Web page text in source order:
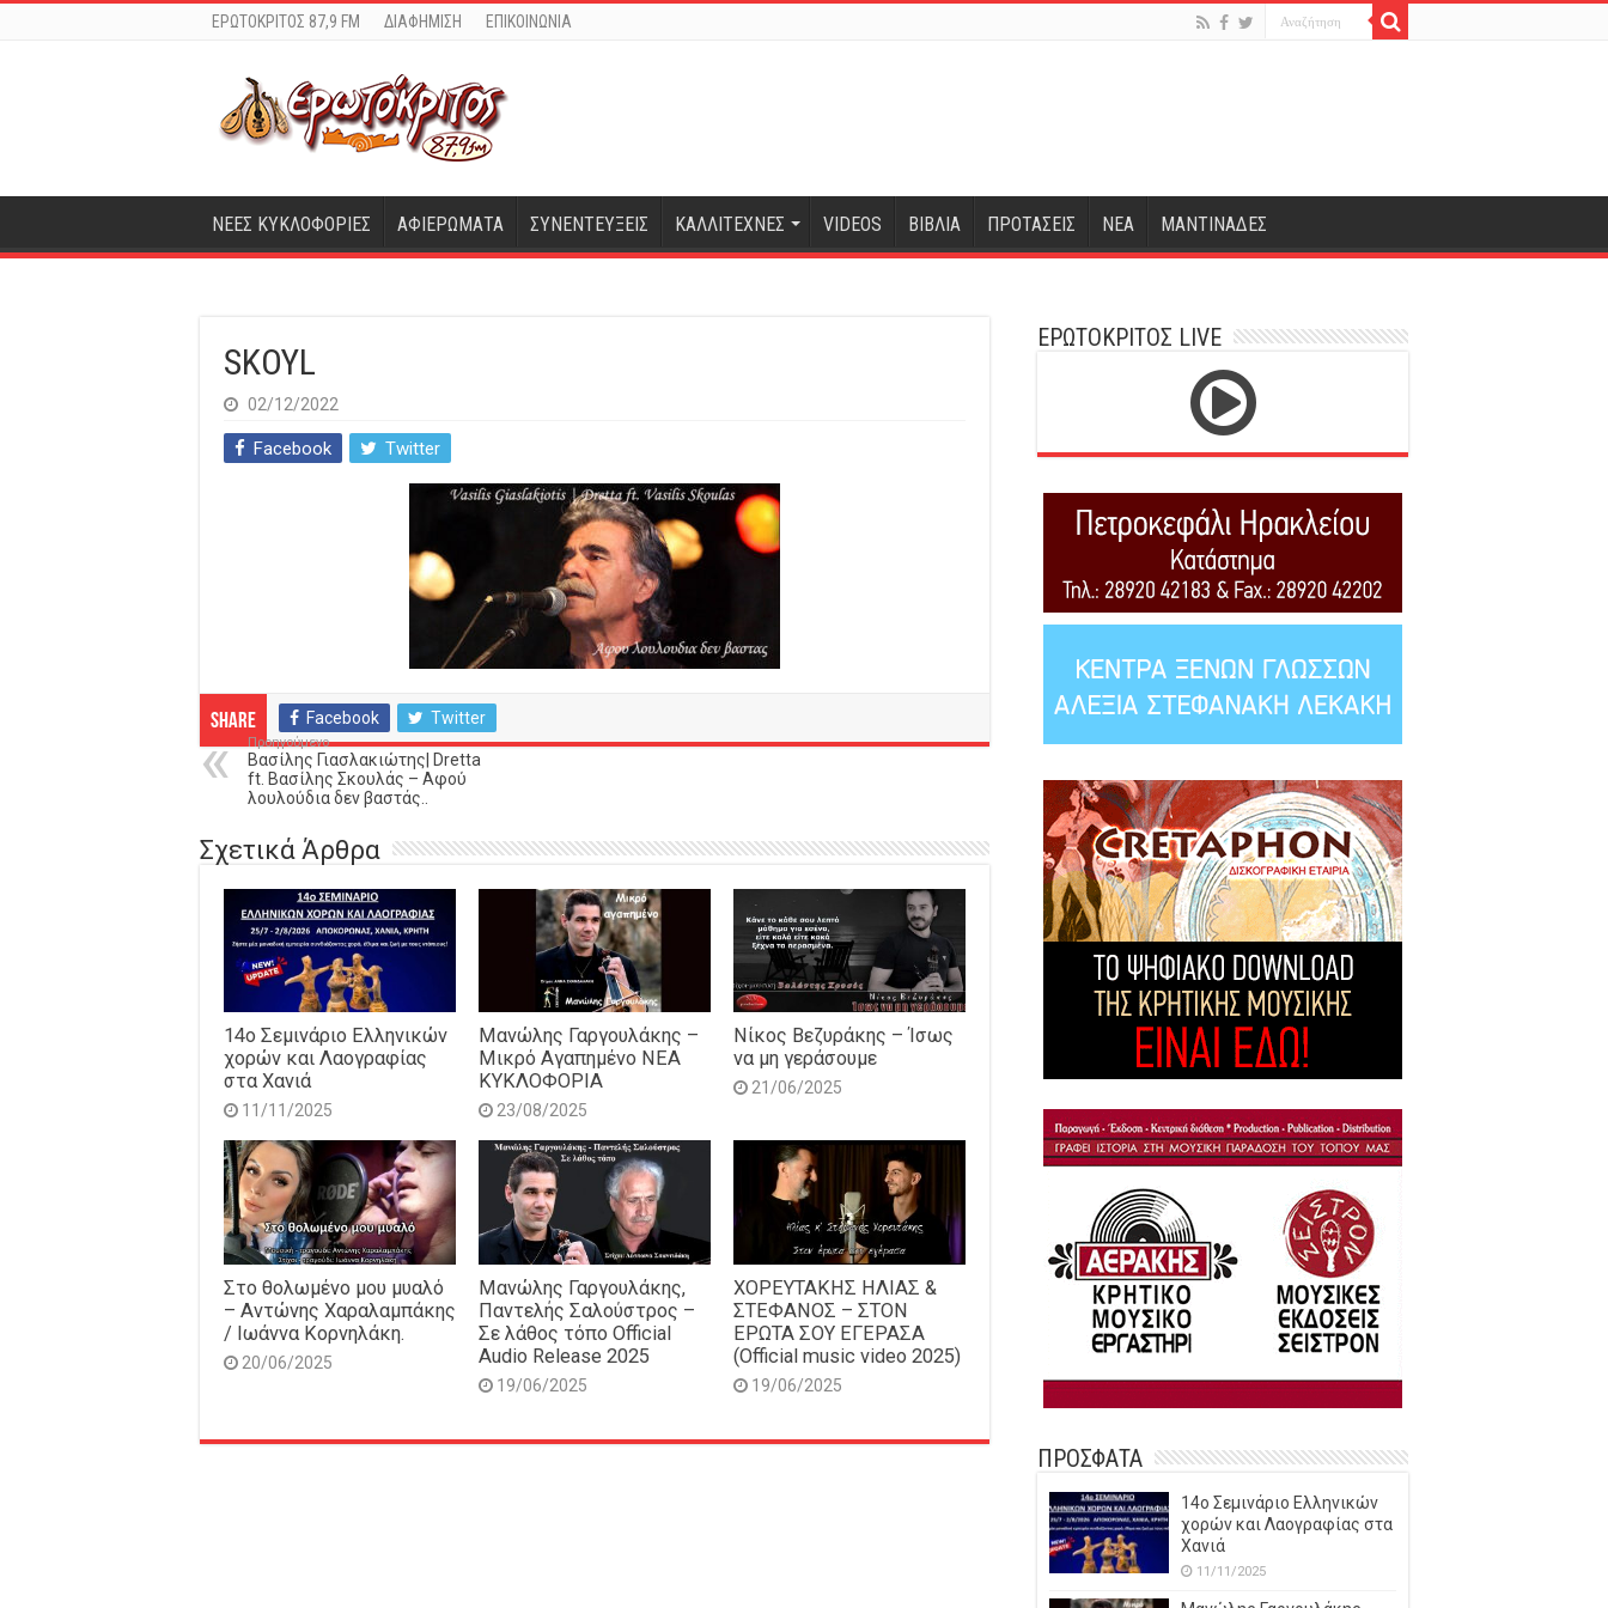
ΕΡΩΤΟΚΡΙΤΟΣ 87,9 FM ΔΙΑΦΗΜΙΣΗ ΕΠΙΚΟΙΝΩΝΙΑ
ΝΕΕΣ ΚΥΚΛΟΦΟΡΙΕΣ ΑΦΙΕΡΩΜΑΤΑ ΣΥΝΕΝΤΕΥΞΕΙΣ ΚΑΛΛΙΤΕΧΝΕΣ VIDEOS ΒΙΒΛΙΑ ΠΡΟΤΑΣΕΙΣ ΝΕΑ ΜΑΝΤΙΝΑΔΕΣ
SKOYL
02/12/2022
Facebook Twitter
Share Facebook Twitter
Προηγούμενο
Βασίλης Γιασλακιώτης| Dretta
ft. Βασίλης Σκουλάς – Αφού
λουλούδια δεν βαστάς..
Σχετικά Άρθρα
14o Σεμινάριο Ελληνικών
χορών και Λαογραφίας
στα Χανιά
11/11/2025
Μανώλης Γαργουλάκης –
Μικρό Αγαπημένο NEΑ
ΚΥΚΛΟΦΟΡΙΑ
23/08/2025
Νίκος Βεζυράκης – Ίσως
να μη γεράσουμε
21/06/2025
Στο θολωμένο μου μυαλό
– Αντώνης Χαραλαμπάκης
/ Ιωάννα Κορνηλάκη.
20/06/2025
Μανώλης Γαργουλάκης,
Παντελής Σαλούστρος –
Σε λάθος τόπο Official
Audio Release 2025
19/06/2025
ΧΟΡΕΥΤΑΚΗΣ ΗΛΙΑΣ &
ΣΤΕΦΑΝΟΣ – ΣΤΟΝ
ΕΡΩΤΑ ΣΟΥ ΕΓΕΡΑΣΑ
(Official music video 2025)
19/06/2025
ΕΡΩΤΟΚΡΙΤΟΣ LIVE
ΠΡΟΣΦΑΤΑ
14o Σεμινάριο Ελληνικών
χορών και Λαογραφίας στα
Χανιά
11/11/2025